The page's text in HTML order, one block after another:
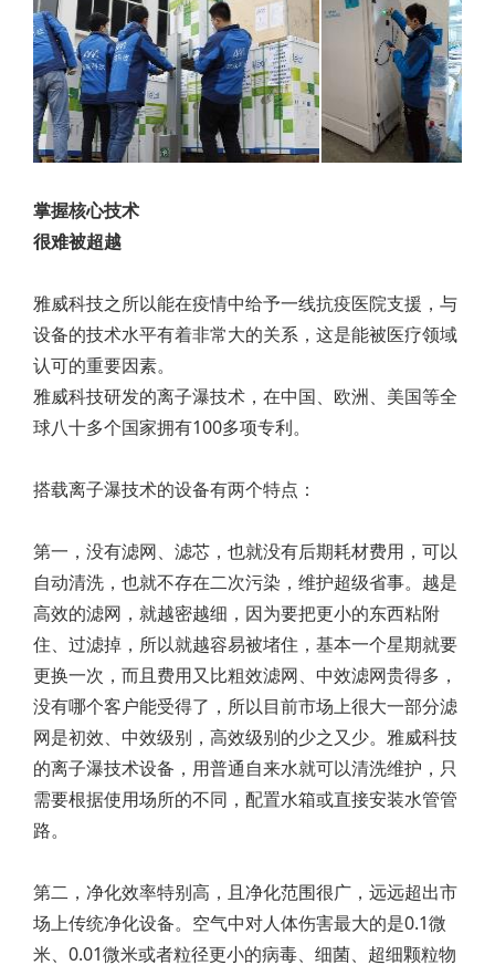
掌握核心技术
很难被超越
雅威科技之所以能在疫情中给予一线抗疫医院支援，与
设备的技术水平有着非常大的关系，这是能被医疗领域
认可的重要因素。
雅威科技研发的离子瀑技术，在中国、欧洲、美国等全
球八十多个国家拥有100多项专利。
搭载离子瀑技术的设备有两个特点：
第一，没有滤网、滤芯，也就没有后期耗材费用，可以
自动清洗，也就不存在二次污染，维护超级省事。越是
高效的滤网，就越密越细，因为要把更小的东西粘附
住、过滤掉，所以就越容易被堵住，基本一个星期就要
更换一次，而且费用又比粗效滤网、中效滤网贵得多，
没有哪个客户能受得了，所以目前市场上很大一部分滤
网是初效、中效级别，高效级别的少之又少。雅威科技
的离子瀑技术设备，用普通自来水就可以清洗维护，只
需要根据使用场所的不同，配置水箱或直接安装水管管
路。
第二，净化效率特别高，且净化范围很广，远远超出市
场上传统净化设备。空气中对人体伤害最大的是0.1微
米、0.01微米或者粒径更小的病毒、细菌、超细颗粒物